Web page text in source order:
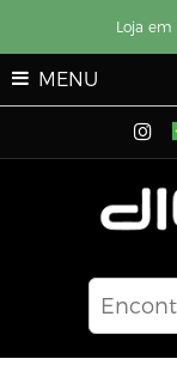
Loja
MENU